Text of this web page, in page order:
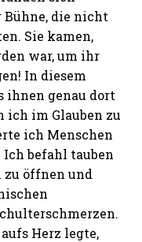
die nicht
Sie kamen,
war, um ihr
In diesem
ihnen genau dort
ich im Glauben zu
ich Menschen
Ich befahl tauben
zu öffnen und
Herz legte,